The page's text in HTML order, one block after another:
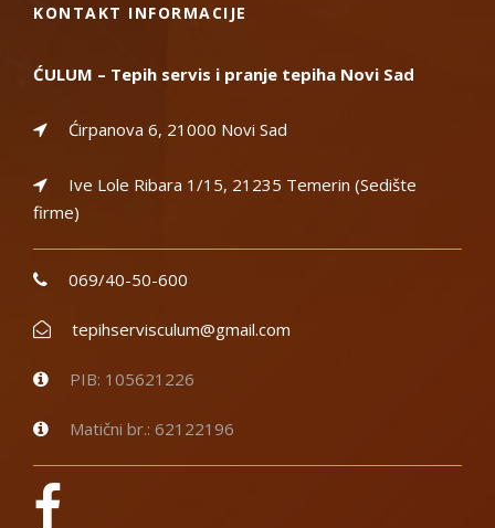
KONTAKT INFORMACIJE
ĆULUM – Tepih servis i pranje tepiha Novi Sad
Ćirpanova 6, 21000 Novi Sad
Ive Lole Ribara 1/15, 21235 Temerin (Sedište
firme)
069/40-50-600
tepihservisculum@gmail.com
PIB: 105621226
Matični br.: 62122196